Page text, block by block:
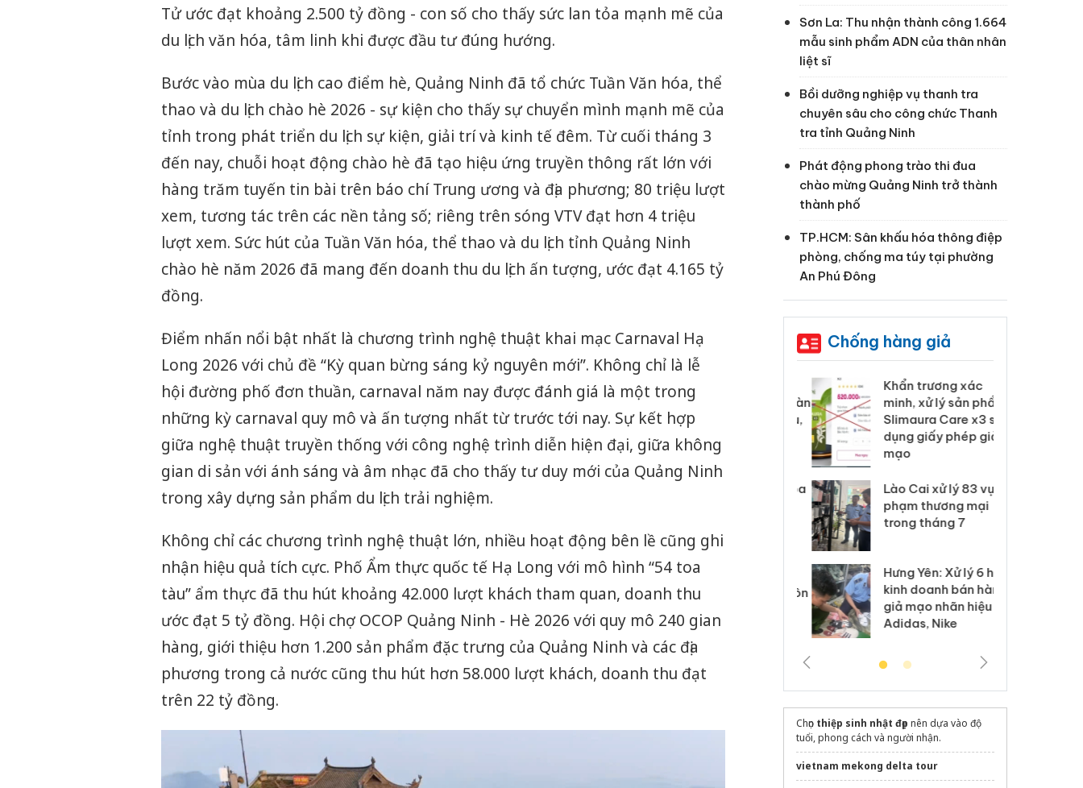
Tử ước đạt khoảng 2.500 tỷ đồng - con số cho thấy sức lan tỏa mạnh mẽ của
du lịch văn hóa, tâm linh khi được đầu tư đúng hướng.
Bước vào mùa du lịch cao điểm hè, Quảng Ninh đã tổ chức Tuần Văn hóa, thể
thao và du lịch chào hè 2026 - sự kiện cho thấy sự chuyển mình mạnh mẽ của
tỉnh trong phát triển du lịch sự kiện, giải trí và kinh tế đêm. Từ cuối tháng 3
đến nay, chuỗi hoạt động chào hè đã tạo hiệu ứng truyền thông rất lớn với
hàng trăm tuyến tin bài trên báo chí Trung ương và địa phương; 80 triệu lượt
xem, tương tác trên các nền tảng số; riêng trên sóng VTV đạt hơn 4 triệu
lượt xem. Sức hút của Tuần Văn hóa, thể thao và du lịch tỉnh Quảng Ninh
chào hè năm 2026 đã mang đến doanh thu du lịch ấn tượng, ước đạt 4.165 tỷ
đồng.
Điểm nhấn nổi bật nhất là chương trình nghệ thuật khai mạc Carnaval Hạ
Long 2026 với chủ đề “Kỳ quan bừng sáng kỷ nguyên mới”. Không chỉ là lễ
hội đường phố đơn thuần, carnaval năm nay được đánh giá là một trong
những kỳ carnaval quy mô và ấn tượng nhất từ trước tới nay. Sự kết hợp
giữa nghệ thuật truyền thống với công nghệ trình diễn hiện đại, giữa không
gian di sản với ánh sáng và âm nhạc đã cho thấy tư duy mới của Quảng Ninh
trong xây dựng sản phẩm du lịch trải nghiệm.
Không chỉ các chương trình nghệ thuật lớn, nhiều hoạt động bên lề cũng ghi
nhận hiệu quả tích cực. Phố Ẩm thực quốc tế Hạ Long với mô hình “54 toa
tàu” ẩm thực đã thu hút khoảng 42.000 lượt khách tham quan, doanh thu
ước đạt 5 tỷ đồng. Hội chợ OCOP Quảng Ninh - Hè 2026 với quy mô 240 gian
hàng, giới thiệu hơn 1.200 sản phẩm đặc trưng của Quảng Ninh và các địa
phương trong cả nước cũng thu hút hơn 58.000 lượt khách, doanh thu đạt
trên 22 tỷ đồng.
Sơn La: Thu nhận thành công 1.664
mẫu sinh phẩm ADN của thân nhân
liệt sĩ
Bồi dưỡng nghiệp vụ thanh tra
chuyên sâu cho công chức Thanh
tra tỉnh Quảng Ninh
Phát động phong trào thi đua
chào mừng Quảng Ninh trở thành
thành phố
TP.HCM: Sân khấu hóa thông điệp
phòng, chống ma túy tại phường
An Phú Đông
Chống hàng giả
Cà Mau: Tiêu hủy
công khai hàng ngàn
sản phẩm nhập lậu,
bảo vệ môi trường
kinh doanh
bán yến sào giả
Thanh Hóa: Tìm bị
hại trong vụ án buôn
Moyuum giả
Khẩn trương xác
minh, xử lý sản phẩm
Slimaura Care x3 sử
dụng giấy phép giả
mạo
Lào Cai xử lý 83 vụ vi
phạm thương mại
trong tháng 7
Hưng Yên: Xử lý 6 hộ
kinh doanh bán hàng
giả mạo nhãn hiệu
Adidas, Nike
Chọn thiệp sinh nhật đẹp nên dựa vào độ
tuổi, phong cách và người nhận.
vietnam mekong delta tour